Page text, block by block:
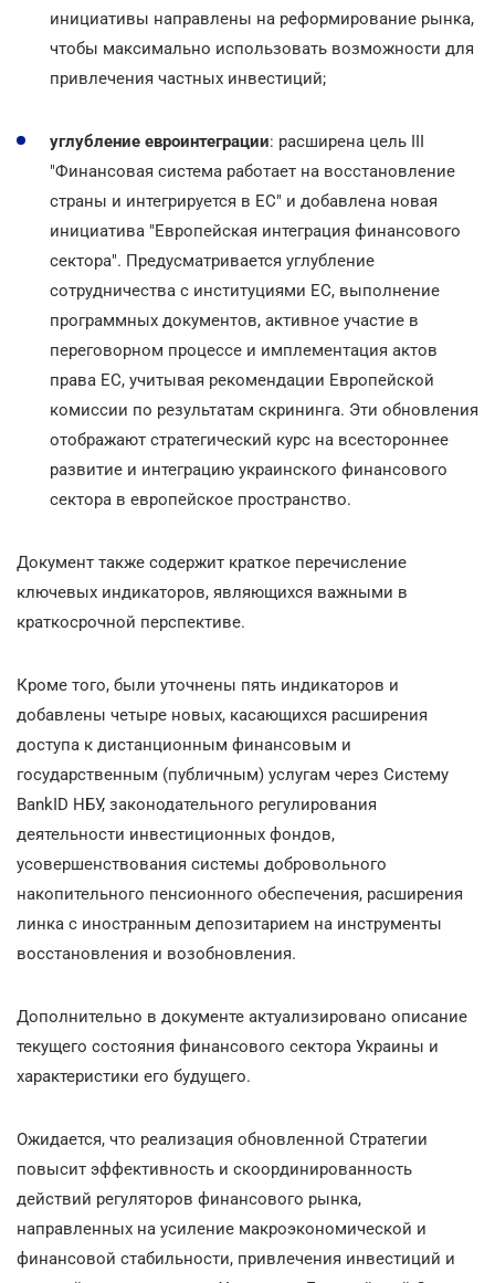
инициативы направлены на реформирование рынка,
чтобы максимально использовать возможности для
привлечения частных инвестиций;
углубление евроинтеграции: расширена цель III
"Финансовая система работает на восстановление
страны и интегрируется в ЕС" и добавлена новая
инициатива "Европейская интеграция финансового
сектора". Предусматривается углубление
сотрудничества с институциями ЕС, выполнение
программных документов, активное участие в
переговорном процессе и имплементация актов
права ЕС, учитывая рекомендации Европейской
комиссии по результатам скрининга. Эти обновления
отображают стратегический курс на всестороннее
развитие и интеграцию украинского финансового
сектора в европейское пространство.
Документ также содержит краткое перечисление
ключевых индикаторов, являющихся важными в
краткосрочной перспективе.
Кроме того, были уточнены пять индикаторов и
добавлены четыре новых, касающихся расширения
доступа к дистанционным финансовым и
государственным (публичным) услугам через Систему
BankID НБУ, законодательного регулирования
деятельности инвестиционных фондов,
усовершенствования системы добровольного
накопительного пенсионного обеспечения, расширения
линка с иностранным депозитарием на инструменты
восстановления и возобновления.
Дополнительно в документе актуализировано описание
текущего состояния финансового сектора Украины и
характеристики его будущего.
Ожидается, что реализация обновленной Стратегии
повысит эффективность и скоординированность
действий регуляторов финансового рынка,
направленных на усиление макроэкономической и
финансовой стабильности, привлечения инвестиций и